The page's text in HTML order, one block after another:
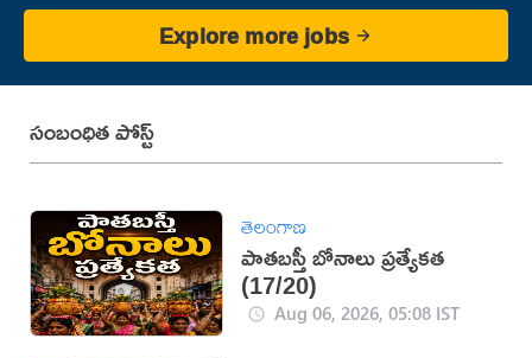
Explore more jobs
సంబంధిత పోస్ట్
తెలంగాణ
పాతబస్తీ బోనాలు ప్రత్యేకత
(17/20)
Aug 06, 2026, 05:08 IST